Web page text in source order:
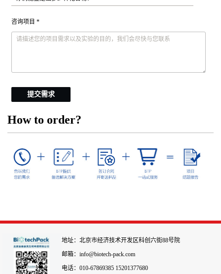
咨询项目 *
提交需求
How to order?
地址：北京市经济技术开发区科创六街88号院
邮箱：info@biotech-pack.com
电话：010-67869385 15201377680